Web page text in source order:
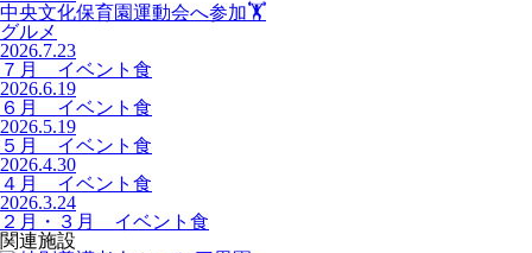
中央文化保育園運動会へ参加🏋️
グルメ
2026.7.23
７月 イベント食
2026.6.19
６月 イベント食
2026.5.19
５月 イベント食
2026.4.30
４月 イベント食
2026.3.24
２月・３月 イベント食
関連施設